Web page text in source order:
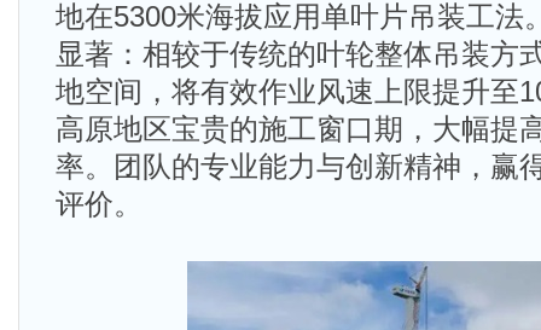
地在5300米海拔应用单叶片吊装工法
显著：相较于传统的叶轮整体吊装方
地空间，将有效作业风速上限提升至
高原地区宝贵的施工窗口期，大幅提
率。团队的专业能力与创新精神，赢
评价。